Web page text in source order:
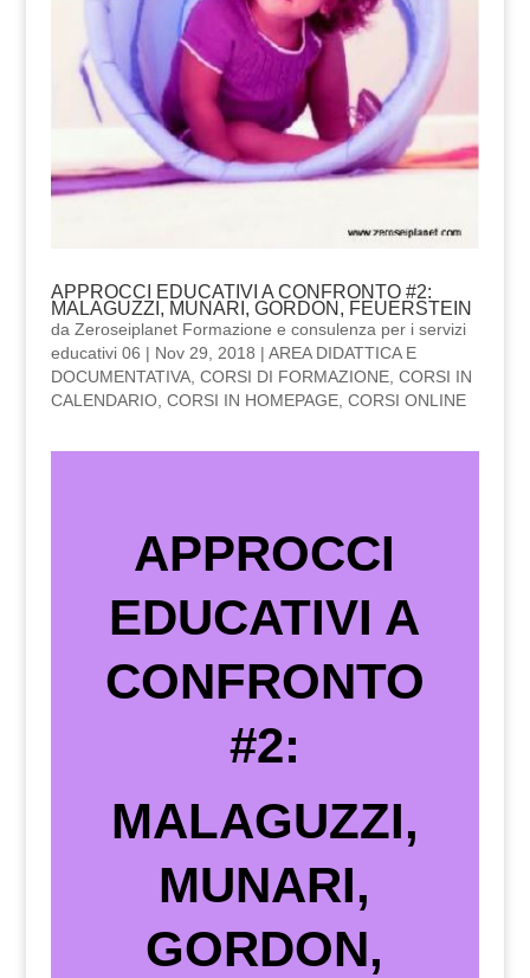
APPROCCI EDUCATIVI A CONFRONTO #2:
MALAGUZZI, MUNARI, GORDON, FEUERSTEIN
da Zeroseiplanet Formazione e consulenza per i servizi
educativi 06 | Nov 29, 2018 | AREA DIDATTICA E
DOCUMENTATIVA, CORSI DI FORMAZIONE, CORSI IN
CALENDARIO, CORSI IN HOMEPAGE, CORSI ONLINE
APPROCCI
EDUCATIVI A
CONFRONTO
#2:
MALAGUZZI,
MUNARI,
GORDON,